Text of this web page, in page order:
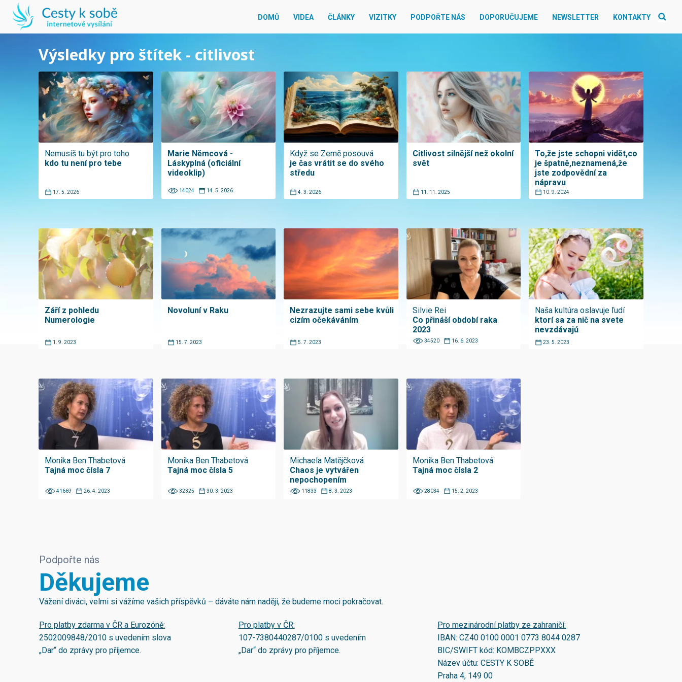
DOMŮ VIDEA ČLÁNKY VIZITKY PODPOŘTE NÁS DOPORUČUJEME NEWSLETTER KONTAKTY
Výsledky pro štítek - citlivost
Nemusíš tu být pro toho
kdo tu není pro tebe
17. 5. 2026
Marie Němcová -
Láskyplná (oficiální
videoklip)
14024 14. 5. 2026
Když se Země posouvá
je čas vrátit se do svého
středu
4. 3. 2026
Citlivost silnější než okolní
svět
11. 11. 2025
To,že jste schopni vidět,co
je špatně,neznamená,že
jste zodpovědní za
nápravu
10. 9. 2024
Září z pohledu
Numerologie
1. 9. 2023
Novoluní v Raku
15. 7. 2023
Nezrazujte sami sebe kvůli
cizím očekáváním
5. 7. 2023
Silvie Rei
Co přináší období raka
2023
34520 16. 6. 2023
Naša kultúra oslavuje ľudí
ktorí sa za nič na svete
nevzdávajú
23. 5. 2023
Monika Ben Thabetová
Tajná moc čísla 7
41669 26. 4. 2023
Monika Ben Thabetová
Tajná moc čísla 5
32325 30. 3. 2023
Michaela Matějčková
Chaos je vytvářen
nepochopením
11833 8. 3. 2023
Monika Ben Thabetová
Tajná moc čísla 2
28034 15. 2. 2023
Podpořte nás
Děkujeme
Vážení diváci, velmi si vážíme vašich příspěvků – dáváte nám naději, že budeme moci pokračovat.
Pro platby zdarma v ČR a Eurozóně:
2502009848/2010 s uvedením slova
„Dar“ do zprávy pro příjemce.
Pro platby v ČR:
107-7380440287/0100s uvedením
„Dar“ do zprávy pro příjemce.
Pro mezinárodní platby ze zahraničí:
IBAN:CZ40 0100 0001 0773 8044 0287
BIC/SWIFT kód: KOMBCZPPXXX
Název účtu: CESTY K SOBĚ
Praha 4, 149 00